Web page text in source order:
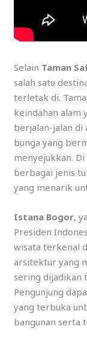
Selain Taman
salah satu
terletak di.
keindahan alam
berjalan-jalan di
bunga yang
menyejukkan.
berbagai jenis
yang menarik
Istana Bogor,
Presiden
wisata terkenal
arsitektur yang
sering dijadikan
Pengunjung
yang terbuka
bangunan serta